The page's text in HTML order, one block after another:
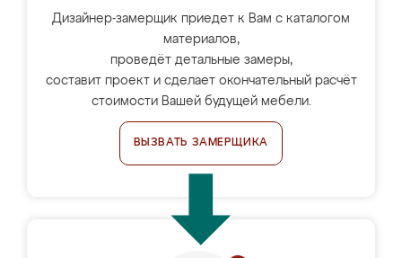
Дизайнер-замерщик приедет к Вам с каталогом
материалов,
проведёт детальные замеры,
составит проект и сделает окончательный расчёт
стоимости Вашей будущей мебели.
ВЫЗВАТЬ ЗАМЕРЩИКА